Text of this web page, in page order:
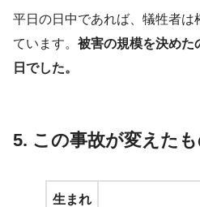
平日の日中であれば、犠牲者
ています。 被害の規模を決めた
日でした。
5. この事故が変えた
生まれ